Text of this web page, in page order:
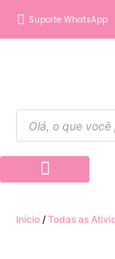
Suporte WhatsApp
Início / Todas as